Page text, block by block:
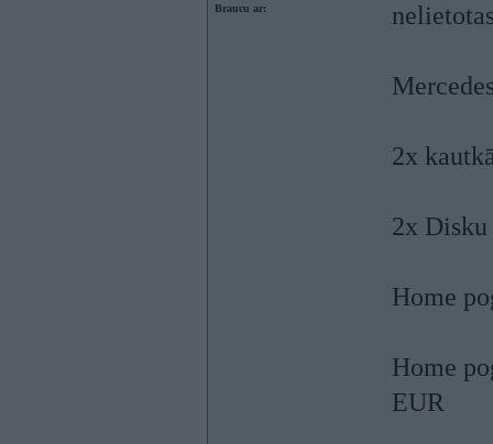
Braucu ar:
2x
2x
Home
Home
EUR